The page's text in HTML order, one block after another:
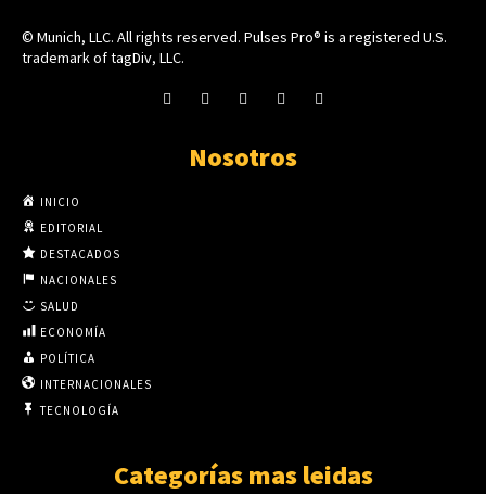
© Munich, LLC. All rights reserved. Pulses Pro® is a registered U.S.
trademark of tagDiv, LLC.
Nosotros
INICIO
EDITORIAL
DESTACADOS
NACIONALES
SALUD
ECONOMÍA
POLÍTICA
INTERNACIONALES
TECNOLOGÍA
Categorías mas leidas